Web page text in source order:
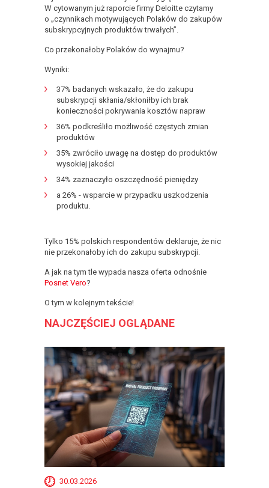
W cytowanym już raporcie firmy Deloitte czytamy
o „czynnikach motywujących Polaków do zakupów
subskrypcyjnych produktów trwałych”.
Co przekonałoby Polaków do wynajmu?
Wyniki:
37% badanych wskazało, że do zakupu
subskrypcji skłania/skłoniłby ich brak
konieczności pokrywania kosztów napraw
36% podkreśliło możliwość częstych zmian
produktów
35% zwróciło uwagę na dostęp do produktów
wysokiej jakości
34% zaznaczyło oszczędność pieniędzy
a 26% - wsparcie w przypadku uszkodzenia
produktu.
Tylko 15% polskich respondentów deklaruje, że nic
nie przekonałoby ich do zakupu subskrypcji.
A jak na tym tle wypada nasza oferta odnośnie
Posnet Vero?
O tym w kolejnym tekście!
NAJCZĘŚCIEJ OGLĄDANE
30.03.2026